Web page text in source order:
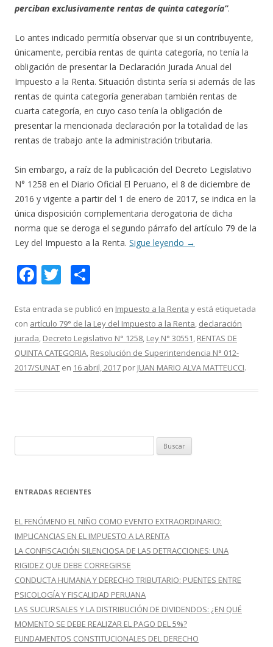
perciban exclusivamente rentas de quinta categoría”.
Lo antes indicado permitía observar que si un contribuyente,
únicamente, percibía rentas de quinta categoría, no tenía la
obligación de presentar la Declaración Jurada Anual del
Impuesto a la Renta. Situación distinta sería si además de las
rentas de quinta categoría generaban también rentas de
cuarta categoría, en cuyo caso tenía la obligación de
presentar la mencionada declaración por la totalidad de las
rentas de trabajo ante la administración tributaria.
Sin embargo, a raíz de la publicación del Decreto Legislativo
N° 1258 en el Diario Oficial El Peruano, el 8 de diciembre de
2016 y vigente a partir del 1 de enero de 2017, se indica en la
única disposición complementaria derogatoria de dicha
norma que se deroga el segundo párrafo del artículo 79 de la
Ley del Impuesto a la Renta. Sigue leyendo →
F
e
b
o
o
T
itt
er
m
p
ar
ti
Esta entrada se publicó en Impuesto a la Renta y está etiquetada
con artículo 79° de la Ley del Impuesto a la Renta, declaración
jurada, Decreto Legislativo N° 1258, Ley N° 30551, RENTAS DE
QUINTA CATEGORIA, Resolución de Superintendencia N° 012-
2017/SUNAT en 16 abril, 2017 por JUAN MARIO ALVA MATTEUCCI.
u
c
r
:
ENTRADAS RECIENTES
EL FENÓMENO EL NIÑO COMO EVENTO EXTRAORDINARIO:
IMPLICANCIAS EN EL IMPUESTO A LA RENTA
LA CONFISCACIÓN SILENCIOSA DE LAS DETRACCIONES: UNA
RIGIDEZ QUE DEBE CORREGIRSE
CONDUCTA HUMANA Y DERECHO TRIBUTARIO: PUENTES ENTRE
PSICOLOGÍA Y FISCALIDAD PERUANA
LAS SUCURSALES Y LA DISTRIBUCIÓN DE DIVIDENDOS: ¿EN QUÉ
MOMENTO SE DEBE REALIZAR EL PAGO DEL 5%?
FUNDAMENTOS CONSTITUCIONALES DEL DERECHO